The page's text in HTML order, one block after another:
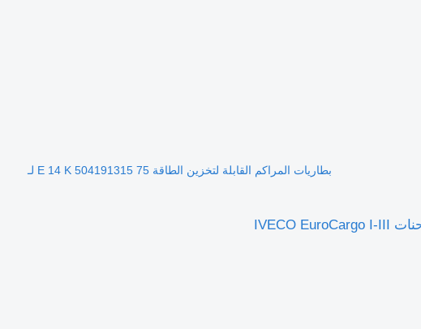
بطاريات المراكم القابلة لتخزين الطاقة 75 E 14 K 504191315 لـ